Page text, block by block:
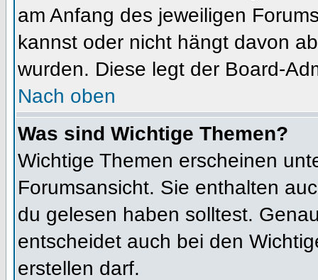
am Anfang des jeweiligen
kannst oder nicht hängt davon
wurden. Diese legt der Board-
Nach oben
Was sind Wichtige Themen?
Wichtige Themen erscheinen
Forumsansicht. Sie enthalten
du gelesen haben solltest.
entscheidet auch bei den
erstellen darf.